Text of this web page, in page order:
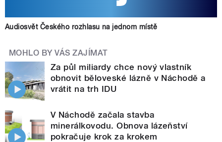
Audiosvět Českého rozhlasu na jednom místě
MOHLO BY VÁS ZAJÍMAT
Za půl miliardy chce nový vlastník
obnovit běloveské lázně v Náchodě a
vrátit na trh IDU
V Náchodě začala stavba
minerálkovodu. Obnova lázeňství
pokračuje krok za krokem